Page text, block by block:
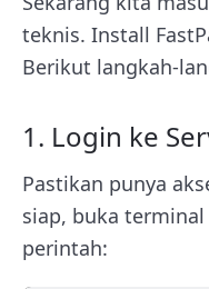
teknis. Install
Berikut langkah-
1. Login ke
Pastikan punya
siap, buka
perintah: